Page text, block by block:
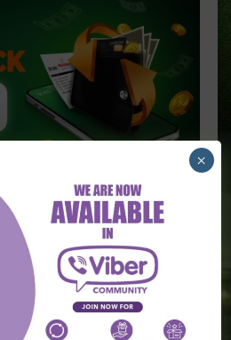
Latino kutak 07. Avgust
×